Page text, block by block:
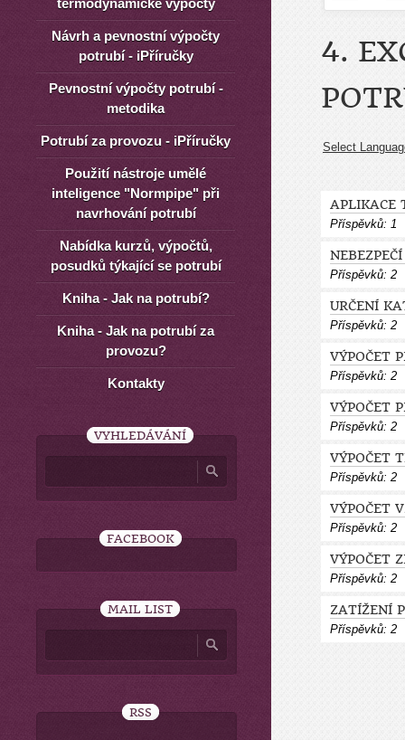
4.
Select
APLIKACE
Příspěvků: 1
Příspěvků: 2
URČENÍ
Příspěvků: 2
VÝPOČET
Příspěvků: 2
VÝPOČET
Příspěvků: 2
VÝPOČET
Příspěvků: 2
VÝPOČET
Příspěvků: 2
VÝPOČET
Příspěvků: 2
ZATÍŽENÍ
Příspěvků: 2
termodynamické výpočty
Návrh a pevnostní výpočty
potrubí - iPříručky
Pevnostní výpočty potrubí -
metodika
Potrubí za provozu - iPříručky
Použití nástroje umělé
inteligence "Normpipe" při
navrhování potrubí
Nabídka kurzů, výpočtů,
posudků týkající se potrubí
Kniha - Jak na potrubí?
Kniha - Jak na potrubí za
provozu?
Kontakty
VYHLEDÁVÁNÍ
FACEBOOK
MAIL LIST
RSS